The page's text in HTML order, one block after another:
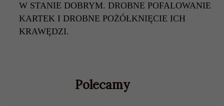
W STANIE DOBRYM. DROBNE POFALOWANIE
KARTEK I DROBNE POŻÓŁKNIĘCIE ICH
KRAWĘDZI.
Polecamy